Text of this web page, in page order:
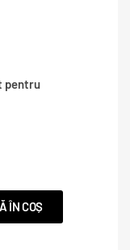
pentru
ÎN COȘ